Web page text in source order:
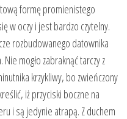
formę promienistego
w oczy i jest bardzo czytelny.
rozbudowanego datownika
mogło zabraknąć tarczy z
krzykliwy, bo zwieńczony
iż przyciski boczne na
i są jedynie atrapą. Z duchem